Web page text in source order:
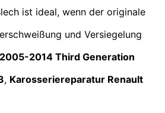
ist ideal, wenn der originale
und Versiegelung
2005-2014 Third Generation
, Karosseriereparatur Renault